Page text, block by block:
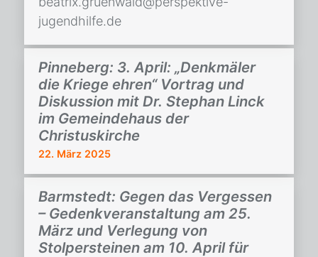
jugendhilfe.de
Pinneberg: 3. April: „Denkmäler
die Kriege ehren“ Vortrag und
Diskussion mit Dr. Stephan Linck
im Gemeindehaus der
Christuskirche
22. März 2025
Barmstedt: Gegen das Vergessen
– Gedenkveranstaltung am 25.
März und Verlegung von
Stolpersteinen am 10. April für